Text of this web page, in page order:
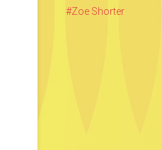
Zoe Shorter